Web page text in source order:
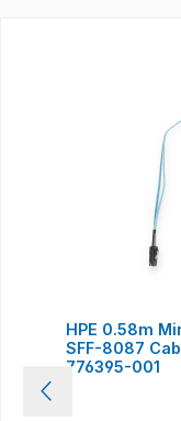
HPE 0.58m
SFF-8087
776395-001